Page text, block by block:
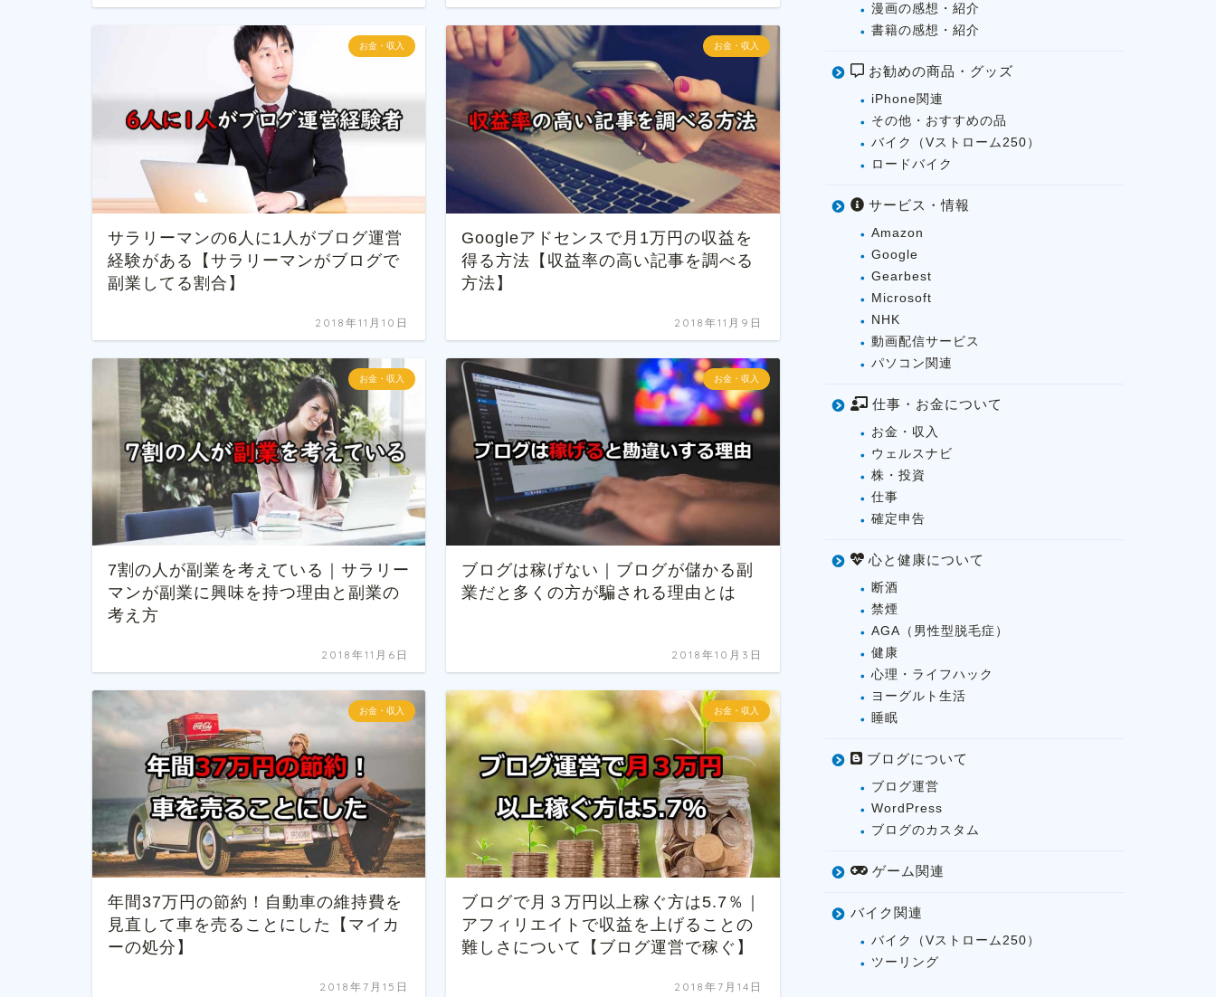
お金・収入
サラリーマンの6人に1人がブログ運営
経験がある【サラリーマンがブログで
副業してる割合】
2018年11月10日
お金・収入
Googleアドセンスで月1万円の収益を
得る方法【収益率の高い記事を調べる
方法】
2018年11月9日
お金・収入
7割の人が副業を考えている｜サラリー
マンが副業に興味を持つ理由と副業の
考え方
2018年11月6日
お金・収入
ブログは稼げない｜ブログが儲かる副
業だと多くの方が騙される理由とは
2018年10月3日
お金・収入
年間37万円の節約！自動車の維持費を
見直して車を売ることにした【マイカ
ーの処分】
2018年7月15日
お金・収入
ブログで月３万円以上稼ぐ方は5.7％｜
アフィリエイトで収益を上げることの
難しさについて【ブログ運営で稼ぐ】
2018年7月14日
漫画の感想・紹介
書籍の感想・紹介
お勧めの商品・グッズ
iPhone関連
その他・おすすめの品
バイク（Vストローム250）
ロードバイク
サービス・情報
Amazon
Google
Gearbest
Microsoft
NHK
動画配信サービス
パソコン関連
仕事・お金について
お金・収入
ウェルスナビ
株・投資
仕事
確定申告
心と健康について
断酒
禁煙
AGA（男性型脱毛症）
健康
心理・ライフハック
ヨーグルト生活
睡眠
ブログについて
ブログ運営
WordPress
ブログのカスタム
ゲーム関連
バイク関連
バイク（Vストローム250）
ツーリング